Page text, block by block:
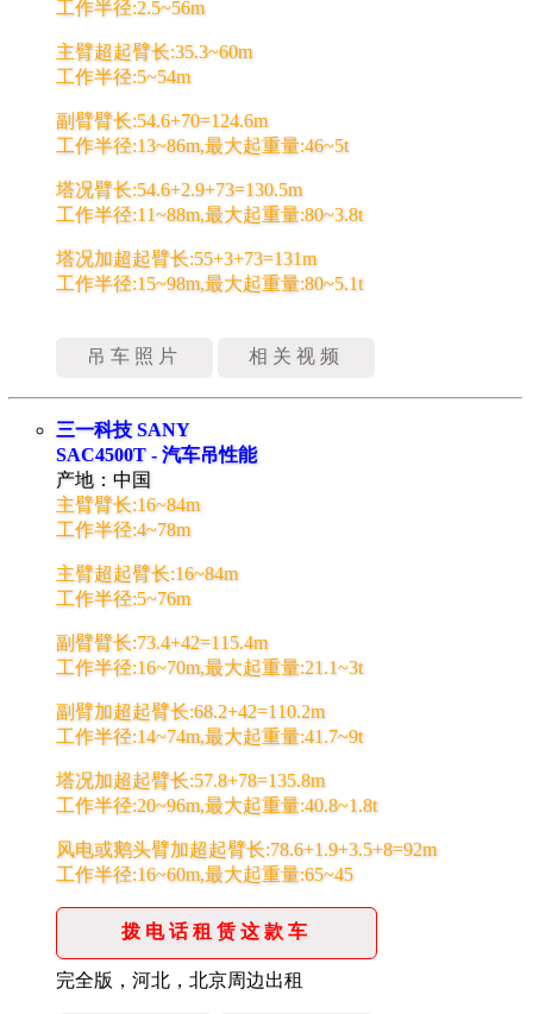
工作半径:2.5~56m
主臂超起臂长:35.3~60m
工作半径:5~54m
副臂臂长:54.6+70=124.6m
工作半径:13~86m,最大起重量:46~5t
塔况臂长:54.6+2.9+73=130.5m
工作半径:11~88m,最大起重量:80~3.8t
塔况加超起臂长:55+3+73=131m
工作半径:15~98m,最大起重量:80~5.1t
吊车照片 相关视频
三一科技 SANY
SAC4500T - 汽车吊性能
产地：中国
主臂臂长:16~84m
工作半径:4~78m
主臂超起臂长:16~84m
工作半径:5~76m
副臂臂长:73.4+42=115.4m
工作半径:16~70m,最大起重量:21.1~3t
副臂加超起臂长:68.2+42=110.2m
工作半径:14~74m,最大起重量:41.7~9t
塔况加超起臂长:57.8+78=135.8m
工作半径:20~96m,最大起重量:40.8~1.8t
风电或鹅头臂加超起臂长:78.6+1.9+3.5+8=92m
工作半径:16~60m,最大起重量:65~45
拨电话租赁这款车
完全版，河北，北京周边出租